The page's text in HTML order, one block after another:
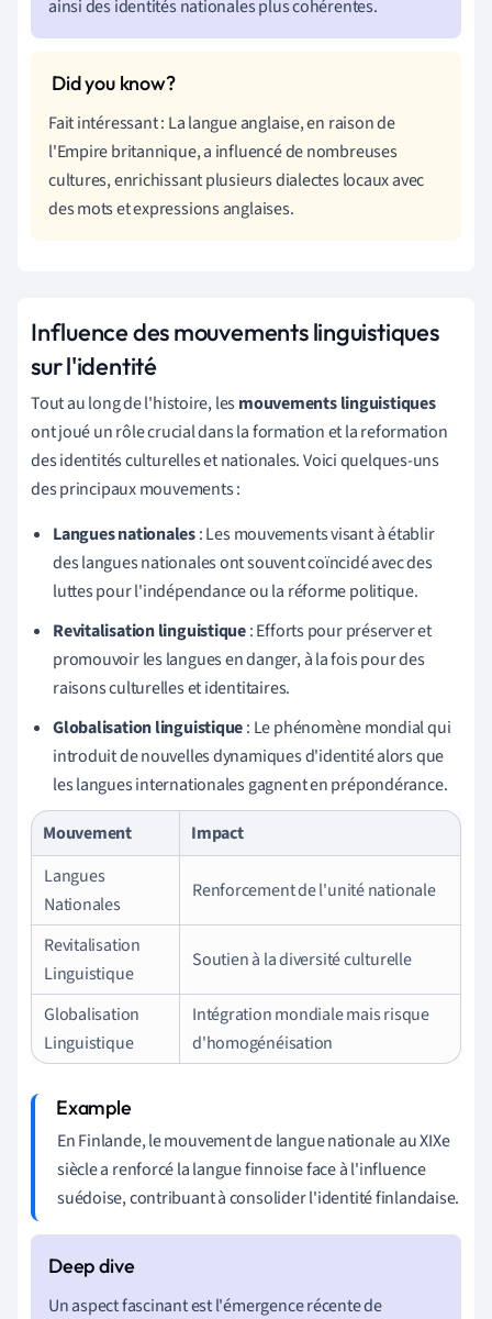
ainsi des identités nationales plus cohérentes.
Fait intéressant : La langue anglaise, en raison de
l'Empire britannique, a influencé de nombreuses
cultures, enrichissant plusieurs dialectes locaux avec
des mots et expressions anglaises.
Influence des mouvements linguistiques
sur l'identité
Tout au long de l'histoire, lesmouvements linguistiques
ont joué un rôle crucial dans la formation et la reformation
des identités culturelles et nationales. Voici quelques-uns
des principaux mouvements :
Langues nationales: Les mouvements visant à établir
des langues nationales ont souvent coïncidé avec des
luttes pour l'indépendance ou la réforme politique.
Revitalisation linguistique: Efforts pour préserver et
promouvoir les langues en danger, à la fois pour des
raisons culturelles et identitaires.
Globalisation linguistique: Le phénomène mondial qui
introduit de nouvelles dynamiques d'identité alors que
les langues internationales gagnent en prépondérance.
Mouvement
Impact
Langues
Nationales
Renforcement de l'unité nationale
Revitalisation
Linguistique
Soutien à la diversité culturelle
Globalisation
Linguistique
Intégration mondiale mais risque
d'homogénéisation
En Finlande, le mouvement de langue nationale au XIXe
siècle a renforcé la langue finnoise face à l'influence
suédoise, contribuant à consolider l'identité finlandaise.
Un aspect fascinant est l'émergence récente de